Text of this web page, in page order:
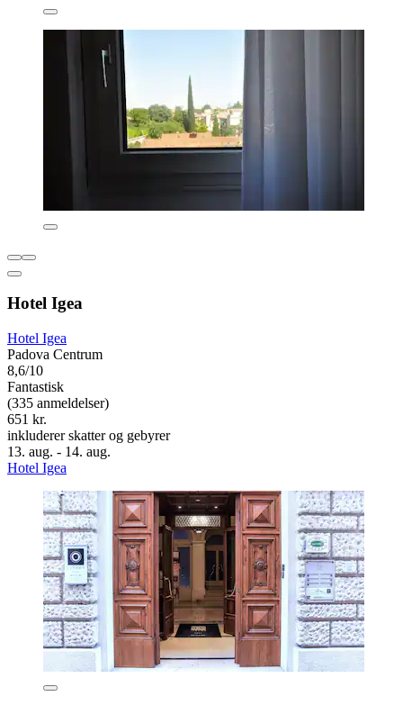
Hotel Igea
Hotel Igea
Padova Centrum
8,6/10
Fantastisk
(335 anmeldelser)
651 kr.
inkluderer skatter og gebyrer
13. aug. - 14. aug.
Hotel Igea